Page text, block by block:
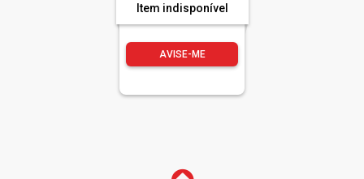
Item indisponível
AVISE-ME